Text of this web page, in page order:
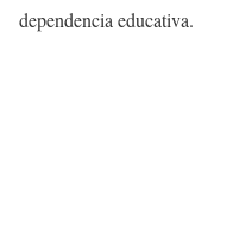
dependencia educativa.